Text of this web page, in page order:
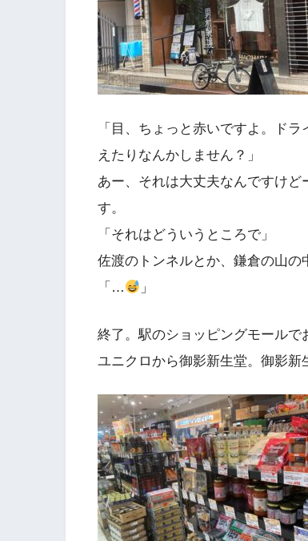
「目、ちょっと赤いですよ。ド
えたりなんかしません？」
あー、それは大丈夫なんですけ
す。
「それはどういうところで」
佐渡のトンネルとか、鎌倉の山
「…
」
終了。駅のショッピングモールで
ユニクロから御影新生堂。御影新